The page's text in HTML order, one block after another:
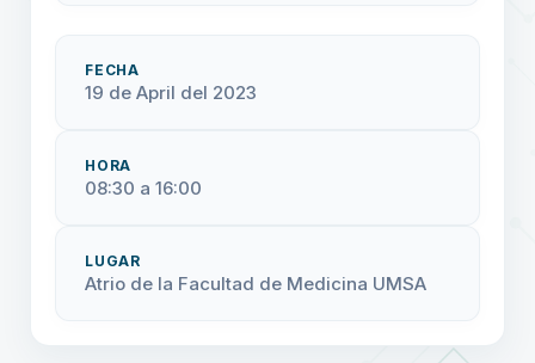
FECHA
19 de April del 2023
HORA
08:30 a 16:00
LUGAR
Atrio de la Facultad de Medicina UMSA